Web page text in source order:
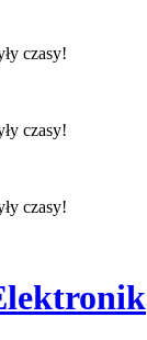
czasy!
czasy!
czasy!